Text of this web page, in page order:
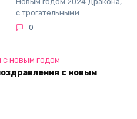
с трогательными
0
С НОВЫМ ГОДОМ
с новым